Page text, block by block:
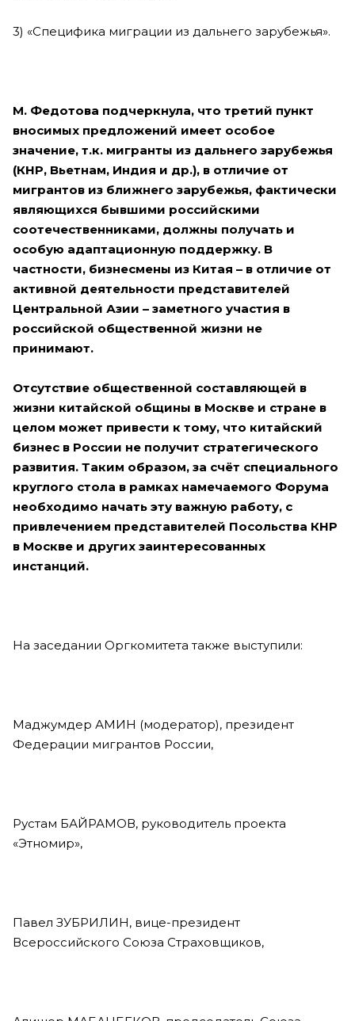
3) «Специфика миграции из дальнего зарубежья».
М. Федотова подчеркнула, что третий пункт
вносимых предложений имеет особое
значение, т.к. мигранты из дальнего зарубежья
(КНР, Вьетнам, Индия и др.), в отличие от
мигрантов из ближнего зарубежья, фактически
являющихся бывшими российскими
соотечественниками, должны получать и
особую адаптационную поддержку. В
частности, бизнесмены из Китая – в отличие от
активной деятельности представителей
Центральной Азии – заметного участия в
российской общественной жизни не
принимают.
Отсутствие общественной составляющей в
жизни китайской общины в Москве и стране в
целом может привести к тому, что китайский
бизнес в России не получит стратегического
развития. Таким образом, за счёт специального
круглого стола в рамках намечаемого Форума
необходимо начать эту важную работу, с
привлечением представителей Посольства КНР
в Москве и других заинтересованных
инстанций.
На заседании Оргкомитета также выступили:
Маджумдер АМИН (модератор), президент
Федерации мигрантов России,
Рустам БАЙРАМОВ, руководитель проекта
«Этномир»,
Павел ЗУБРИЛИН, вице-президент
Всероссийского Союза Страховщиков,